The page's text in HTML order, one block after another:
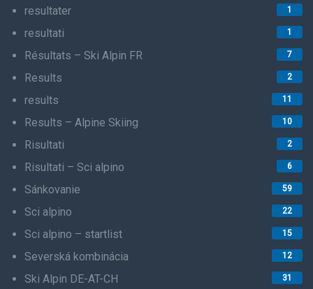
resultater 1
resultati 1
Résultats – Ski Alpin FR 7
Results 2
results 11
Results – Alpine Skiing 10
Risultati 2
Risultati – Sci alpino 6
Sánkovanie 59
Sci alpino 22
Sci alpino – startlist 15
Severská kombinácia 12
Ski Alpin DE-AT-CH 31